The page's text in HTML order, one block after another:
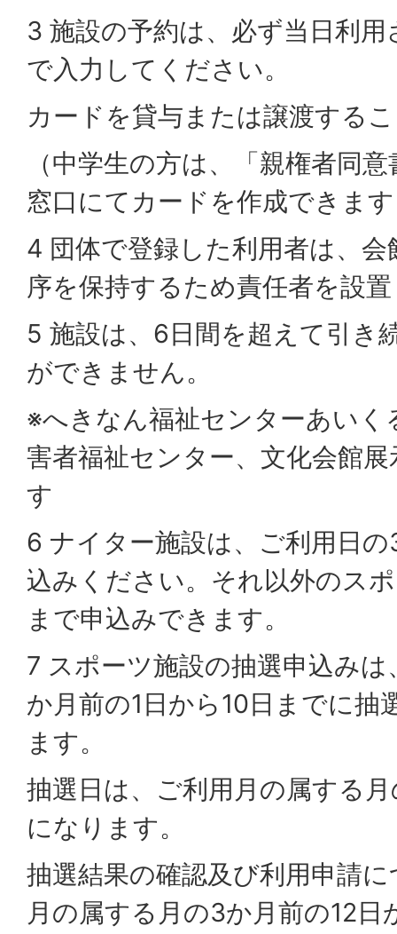
3 施設の予約は、必ず当日利
で入力してください。
カードを貸与または譲渡する
（中学生の方は、「親権者同
窓口にてカードを作成できま
4 団体で登録した利用者は、
序を保持するため責任者を設
5 施設は、6日間を超えて引き
ができません。
※へきなん福祉センターあいく
害者福祉センター、文化会館
す
6 ナイター施設は、ご利用日
込みください。それ以外のス
まで申込みできます。
7 スポーツ施設の抽選申込み
か月前の1日から10日までに抽
ます。
抽選日は、ご利用月の属する
になります。
抽選結果の確認及び利用申請
月の属する月の3か月前の12